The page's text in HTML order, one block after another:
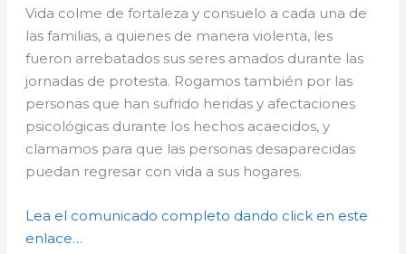
Vida colme de fortaleza y consuelo a cada una de
las familias, a quienes de manera violenta, les
fueron arrebatados sus seres amados durante las
jornadas de protesta. Rogamos también por las
personas que han sufrido heridas y afectaciones
psicológicas durante los hechos acaecidos, y
clamamos para que las personas desaparecidas
puedan regresar con vida a sus hogares.
Lea el comunicado completo dando click en este
enlace…